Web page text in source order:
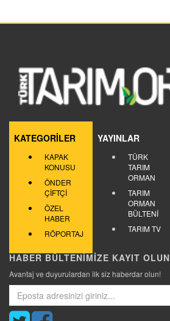
KATEGORİLER
KAPAK
KONUSU
ÖNDER
ÇİFTÇİ
ÖZEL
HABER
RÖPORTAJ
YAYINLAR
TÜRK
TARIM
ORMAN
TARIM
ORMAN
BÜLTENİ
TARIM TV
HABER BÜLTENİMİZE KAYIT OLUN
Avantaj ve duyurulardan ilk siz haberdar olun!